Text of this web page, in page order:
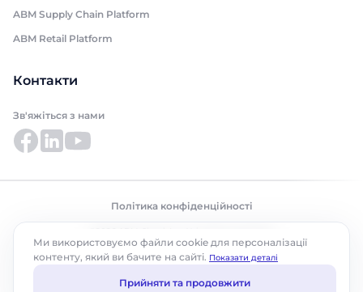
ABM Supply Chain Platform
ABM Retail Platform
Контакти
Зв'яжіться з нами
Політика конфіденційності
Ми використовуємо файли cookie для персоналізації
контенту, який ви бачите на сайті. Показати деталі
Прийняти та продовжити